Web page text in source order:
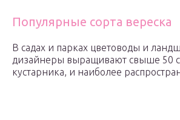
Популярные сорта вереска
В садах и парках цветоводы и
дизайнеры выращивают свыше 50
кустарника, и наиболее